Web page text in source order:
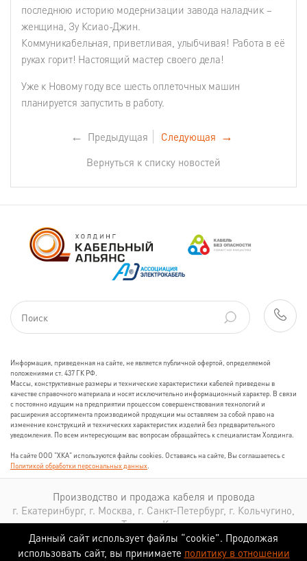
последнюю историю модернизации завода наладчик –
женщина, Зу Ксиао-Джин.
Коммуникабельная, приветливая, улыбчивая! Работа в её
руках горит! Настоящий мастер своего дела!
Уже к Новому году все шесть оплеточных машин
планируется запустить в работу.
← Предыдущая Следующая →
Вернуться к списку новостей
Информация, приведенная на сайте, не является публичной офертой, определяемой
положениями ст. 437 ГК РФ.
Массы, конструктивные размеры и технические характеристики кабелей приведены в
качестве справочного материала и носят исключительно информационный характер. В связи
с постоянно идущим на предприятии процессом совершенствования технологий и
расширения ассортимента производимой продукции мы оставляем за собой право на
изменение конструкций и технических характеристик изделий без предварительного
уведомления. По всем интересующим вас вопросам обращайтесь к специалистам Холдинга.
На сайте ООО "ХКА" используются файлы cookies. Оставаясь на сайте, Вы соглашаетесь с
Политикой обработки персональных данных
Производство и продажа кабеля и провода
г. Екатеринбург, г. Москва, г. Санкт-Петербург, г. Кольчугино,
г. Томск, г. Казань
Данный сайт использует файлы “cookie”. Продолжая
использовать сайт, вы принимаете политику в отношении